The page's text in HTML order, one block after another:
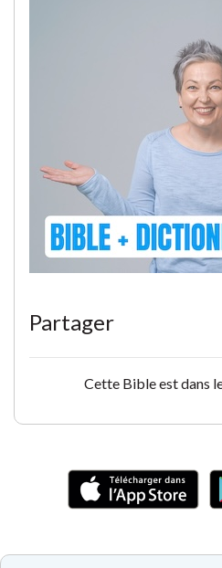
Partager
Cette Bible est dans